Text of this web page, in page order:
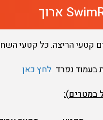
קטעי הריצה. כל קטעי
בעמוד נפרד לחץ כאן
במטרים):